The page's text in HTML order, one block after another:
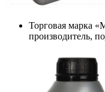
Торговая марка
производитель,